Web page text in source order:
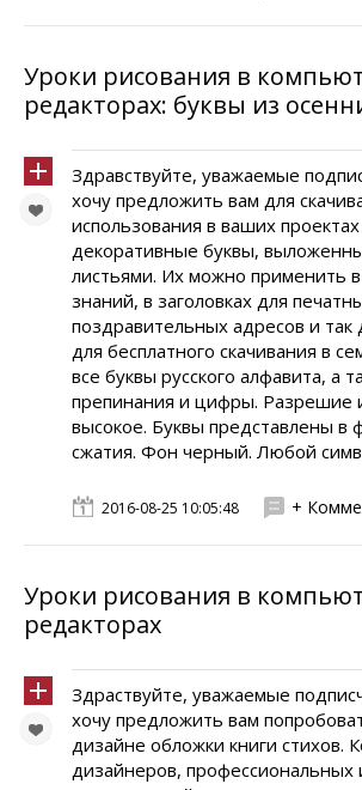
Уроки рисования в
редакторах: буквы из
Здравствуйте, уважаемые
хочу предложить вам для
использования в ваших проектах
декоративные буквы,
листьями. Их можно применить
знаний, в заголовках для
поздравительных адресов и так
для бесплатного скачивания в
все буквы русского алфавита, а
препинания и цифры. Разрешие
высокое. Буквы представлены в
сжатия. Фон черный. Любой
2016-08-25 10:05:48 +
Уроки рисования в
редакторах
Здраствуйте, уважаемые
хочу предложить вам
дизайне обложки книги стихов.
дизайнеров,